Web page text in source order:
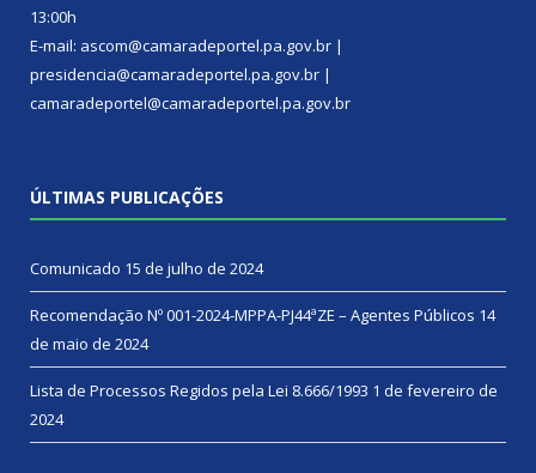
13:00h
E-mail: ascom@camaradeportel.pa.gov.br |
presidencia@camaradeportel.pa.gov.br |
camaradeportel@camaradeportel.pa.gov.br
ÚLTIMAS PUBLICAÇÕES
Comunicado 15 de julho de 2024
Recomendação Nº 001-2024-MPPA-PJ44ªZE – Agentes Públicos 14
de maio de 2024
Lista de Processos Regidos pela Lei 8.666/1993 1 de fevereiro de
2024